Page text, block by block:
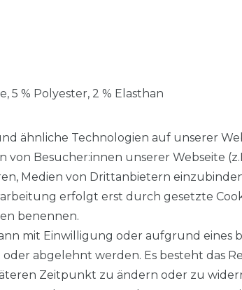
5 % Polyester, 2 % Elasthan
AGB
ähnliche Technologien auf unserer
von Besucher:innen unserer Webseite
Medien von Drittanbietern
erfolgt erst durch gesetzte
benennen.
mit Einwilligung oder aufgrund eines
abgelehnt werden. Es besteht das
Zeitpunkt zu ändern oder zu